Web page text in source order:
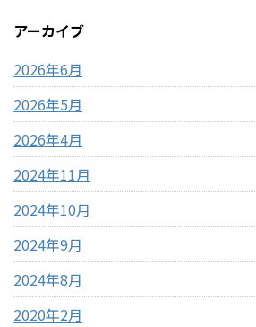
アーカイブ
2026年6月
2026年5月
2026年4月
2024年11月
2024年10月
2024年9月
2024年8月
2020年2月